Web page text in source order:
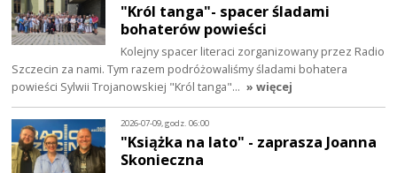
"Król tanga"- spacer śladami
bohaterów powieści
Kolejny spacer literaci zorganizowany przez Radio
Szczecin za nami. Tym razem podróżowaliśmy śladami bohatera
powieści Sylwii Trojanowskiej "Król tanga"… » więcej
2026-07-09, godz. 06:00
"Książka na lato" - zaprasza Joanna
Skonieczna